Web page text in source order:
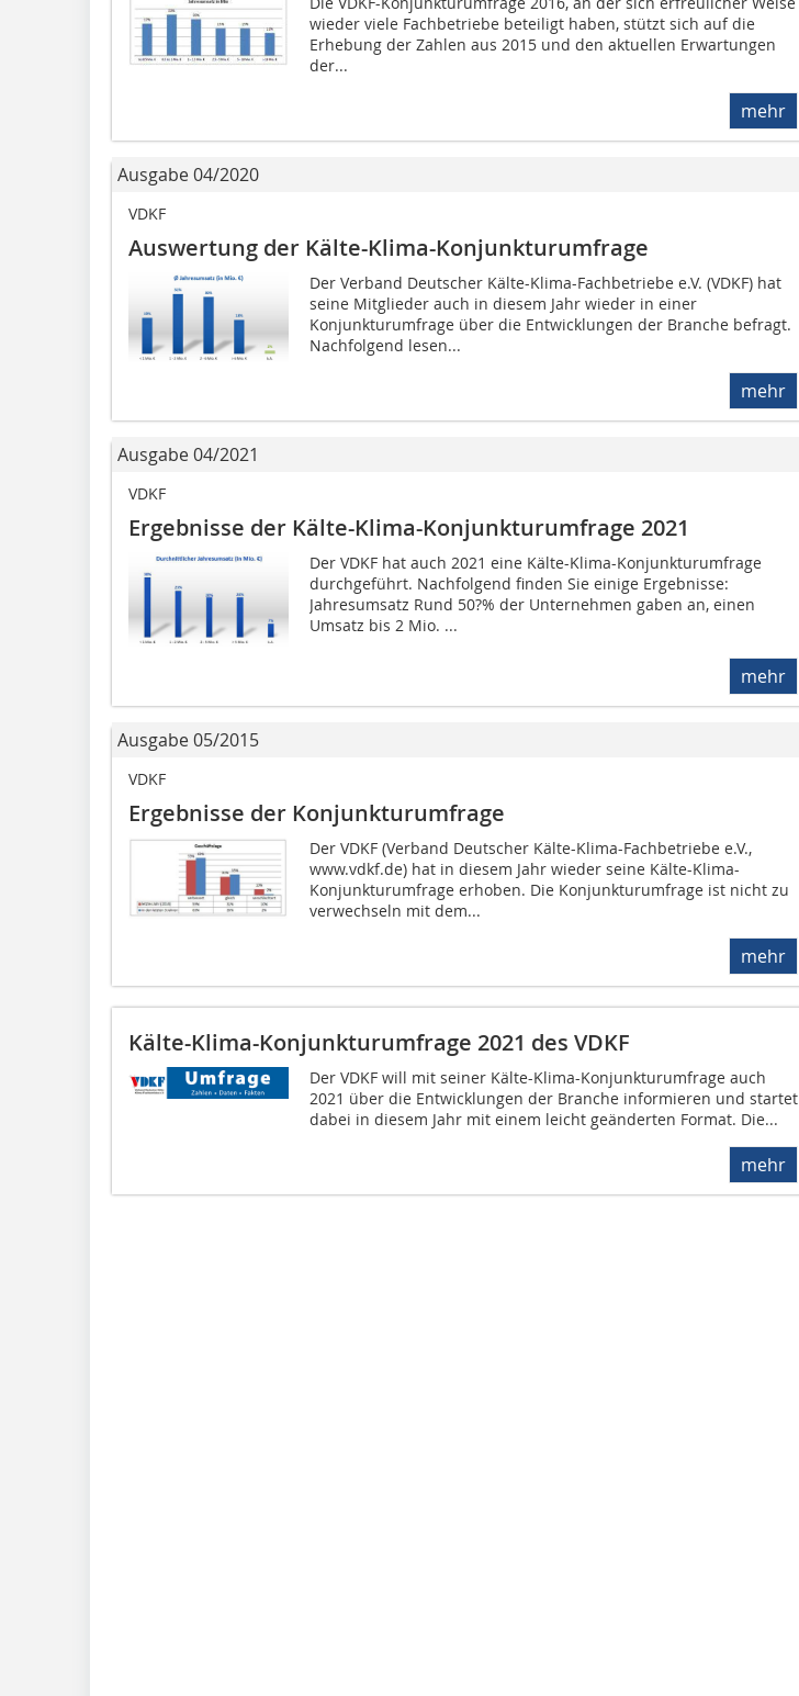
wieder viele Fachbetriebe beteiligt haben, stützt sich auf die
Erhebung der Zahlen aus 2015 und den aktuellen Erwartungen
der...
mehr
Ausgabe 04/2020
VDKF
Auswertung der Kälte-Klima-Konjunkturumfrage
Der Verband Deutscher Kälte-Klima-Fachbetriebe e.V. (VDKF) hat
seine Mitglieder auch in diesem Jahr wieder in einer
Konjunkturumfrage über die Entwicklungen der Branche befragt.
Nachfolgend lesen...
mehr
Ausgabe 04/2021
VDKF
Ergebnisse der Kälte-Klima-Konjunkturumfrage 2021
Der VDKF hat auch 2021 eine Kälte-Klima-Konjunkturumfrage
durchgeführt. Nachfolgend finden Sie einige Ergebnisse:
Jahresumsatz Rund 50?% der Unternehmen gaben an, einen
Umsatz bis 2 Mio. ...
mehr
Ausgabe 05/2015
VDKF
Ergebnisse der Konjunkturumfrage
Der VDKF (Verband Deutscher Kälte-Klima-Fachbetriebe e.V.,
www.vdkf.de) hat in diesem Jahr wieder seine Kälte-Klima-
Konjunkturumfrage erhoben. Die Konjunkturumfrage ist nicht zu
verwechseln mit dem...
mehr
Kälte-Klima-Konjunkturumfrage 2021 des VDKF
Der VDKF will mit seiner Kälte-Klima-Konjunkturumfrage auch
2021 über die Entwicklungen der Branche informieren und startet
dabei in diesem Jahr mit einem leicht geänderten Format. Die...
mehr